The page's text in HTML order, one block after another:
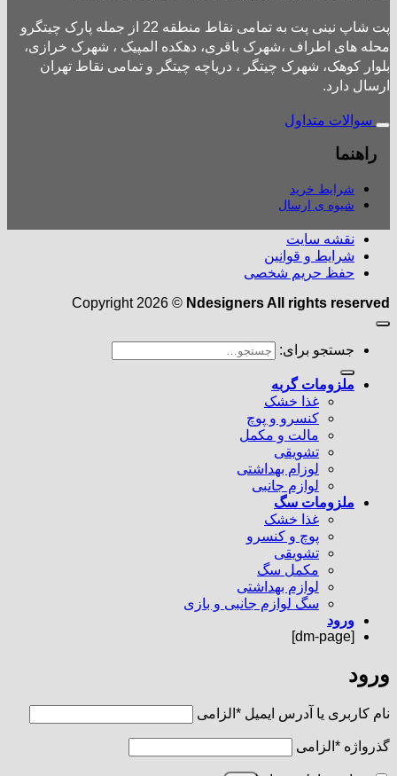
پت شاپ نینی پت به تمامی نقاط منطقه 22 از جمله پارک چیتگرو
محله های اطراف ،شهرک باقری، دهکده المپیک ، شهرک خرازی،
بلوار کوهک، شهرک چیتگر ، دریاچه چیتگر و تمامی نقاط تهران
ارسال دارد.
سوالات متداول
راهنما
شرایط خرید
شیوه ی ارسال
نقشه سایت
شرایط و قوانین
حفظ حریم شخصی
Copyright 2026 © Ndesigners All rights reserved
جستجو برای:
ملزومات گربه
غذا خشک
کنسرو و پوچ
مالت و مکمل
تشویقی
لوزام بهداشتی
لوازم جانبی
ملزومات سگ
غذا خشک
پوچ و کنسرو
تشویقی
مکمل سگ
لوازم بهداشتی
سگ لوازم جانبی و بازی
ورود
[dm-page]
ورود
نام کاربری یا آدرس ایمیل * الزامی
گذرواژه * الزامی